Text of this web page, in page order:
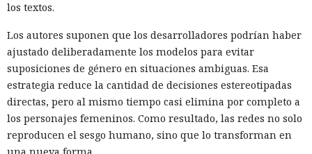
los textos.
Los autores suponen que los desarrolladores podrían haber
ajustado deliberadamente los modelos para evitar
suposiciones de género en situaciones ambiguas. Esa
estrategia reduce la cantidad de decisiones estereotipadas
directas, pero al mismo tiempo casi elimina por completo a
los personajes femeninos. Como resultado, las redes no solo
reproducen el sesgo humano, sino que lo transforman en